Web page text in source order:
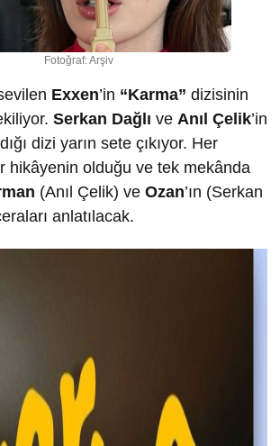
Fotoğraf: Arşiv
Exxen’in “Karma” dizisinin
Serkan Dağlı ve Anıl Çelik’in
dizi yarın sete çıkıyor. Her
hikâyenin olduğu ve tek mekânda
(Anıl Çelik) ve Ozan’ın (Serkan
anlatılacak.